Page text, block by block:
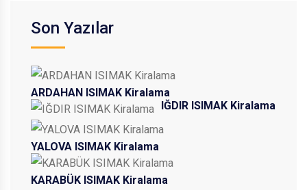
Son Yazılar
ARDAHAN ISIMAK Kiralama
IĞDIR ISIMAK Kiralama
YALOVA ISIMAK Kiralama
KARABÜK ISIMAK Kiralama